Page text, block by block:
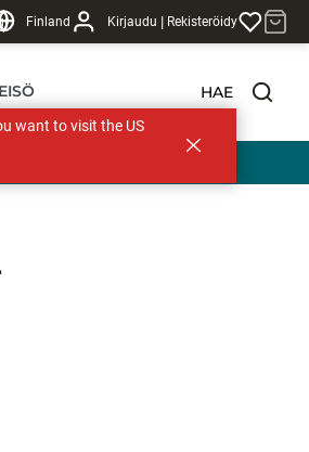
Finland Kirjaudu | Rekisteröidy
HAE
want to visit the US